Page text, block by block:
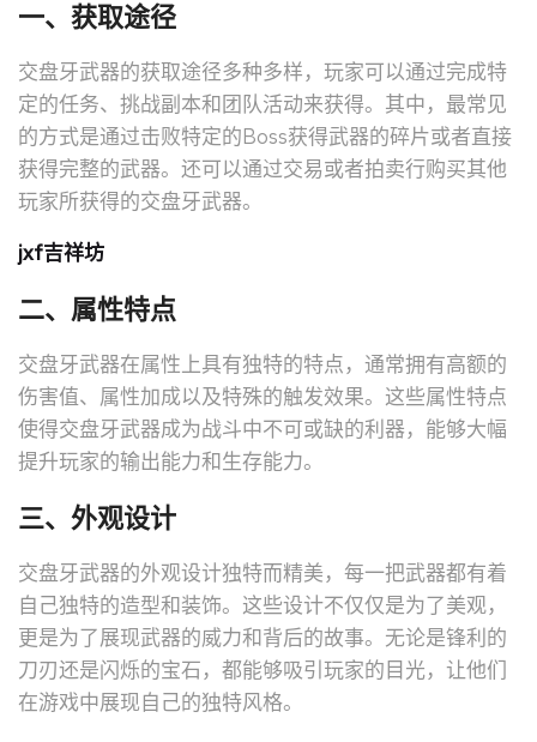
一、获取途径
交盘牙武器的获取途径多种多样，玩家可以通过完成特
定的任务、挑战副本和团队活动来获得。其中，最常见
的方式是通过击败特定的Boss获得武器的碎片或者直接
获得完整的武器。还可以通过交易或者拍卖行购买其他
玩家所获得的交盘牙武器。
jxf吉祥坊
二、属性特点
交盘牙武器在属性上具有独特的特点，通常拥有高额的
伤害值、属性加成以及特殊的触发效果。这些属性特点
使得交盘牙武器成为战斗中不可或缺的利器，能够大幅
提升玩家的输出能力和生存能力。
三、外观设计
交盘牙武器的外观设计独特而精美，每一把武器都有着
自己独特的造型和装饰。这些设计不仅仅是为了美观，
更是为了展现武器的威力和背后的故事。无论是锋利的
刀刃还是闪烁的宝石，都能够吸引玩家的目光，让他们
在游戏中展现自己的独特风格。